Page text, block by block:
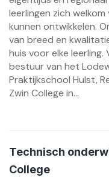
leerlingen zich
kunnen ontwikkelen.
van breed en
huis voor elke
bestuur van het
Praktijkschool Hulst,
Zwin College in...
Technisch
College